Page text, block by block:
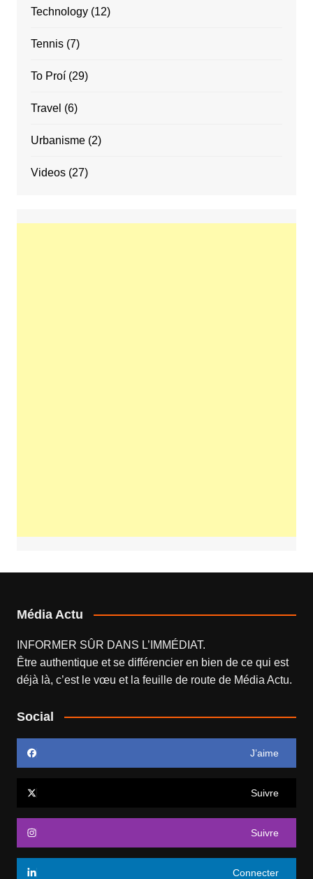
Technology(12)
Tennis(7)
To Proí(29)
Travel (6)
Urbanisme(2)
Videos(27)
Média Actu
INFORMER SÛR DANS L’IMMÉDIAT.
Être authentique et se différencier en bien de ce qui est
déjà là, c’est le vœu et la feuille de route de Média Actu.
Social
J’aime
Suivre
Suivre
Connecter